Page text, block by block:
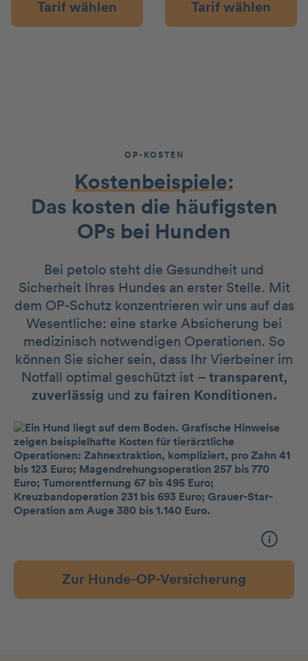
Tarif wählen Tarif wählen
OP-KOSTEN
Kostenbeispiele:
Das kosten die häufigsten
OPs bei Hunden
Bei petolo steht die Gesundheit und
Sicherheit Ihres Hundes an erster Stelle. Mit
dem OP-Schutz konzentrieren wir uns auf das
Wesentliche: eine starke Absicherung bei
medizinisch notwendigen Operationen. So
können Sie sicher sein, dass Ihr Vierbeiner im
Notfall optimal geschützt ist – transparent,
zuverlässig und zu fairen Konditionen.
Zur Hunde-OP-Versicherung